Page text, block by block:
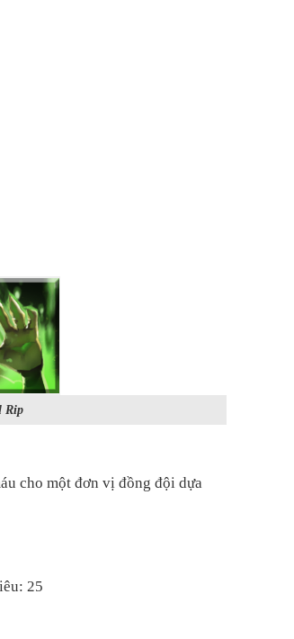
Rip
cho một đơn vị đồng đội dựa
25